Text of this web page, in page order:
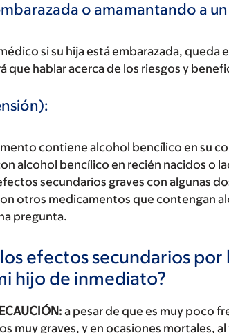
o amamantando a
si su hija está embarazada, queda
que hablar acerca de los riesgos y
contiene alcohol bencílico en su
alcohol bencílico en recién nacidos o
secundarios graves con algunas
otros medicamentos que contengan
pregunta.
los efectos secundarios
hijo de inmediato?
a pesar de que es muy poco
muy graves, y en ocasiones mortales,